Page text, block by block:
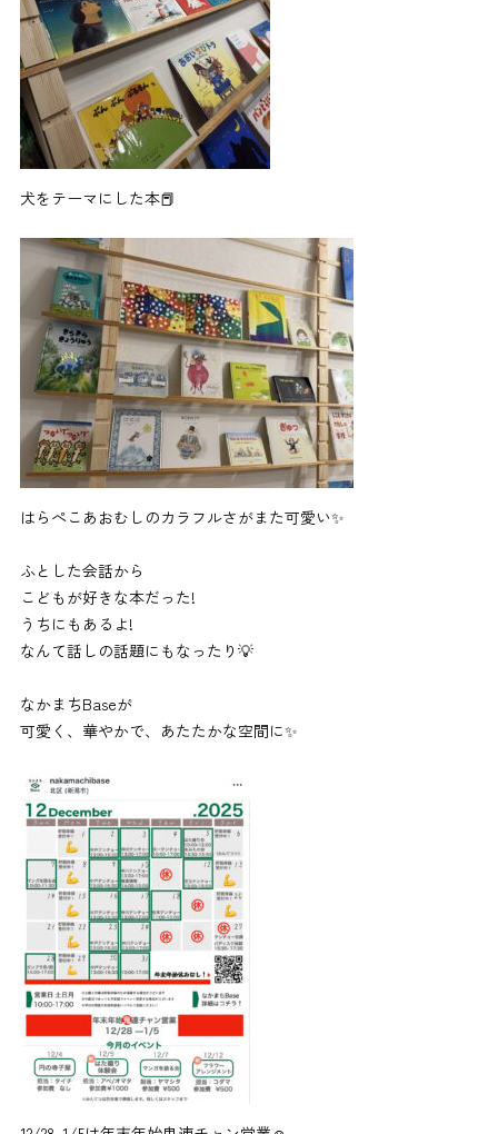
犬をテーマにした本📕
はらぺこあおむしのカラフルさがまた可愛い✨
ふとした会話から
こどもが好きな本だった!
うちにもあるよ!
なんて話しの話題にもなったり💡
なかまちBaseが
可愛く、華やかで、あたたかな空間に✨